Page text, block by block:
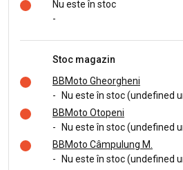
Nu este în stoc
-
Stoc magazin
BBMoto Gheorgheni
- Nu este în stoc (undefined
BBMoto Otopeni
- Nu este în stoc (undefined
BBMoto Câmpulung M.
- Nu este în stoc (undefined